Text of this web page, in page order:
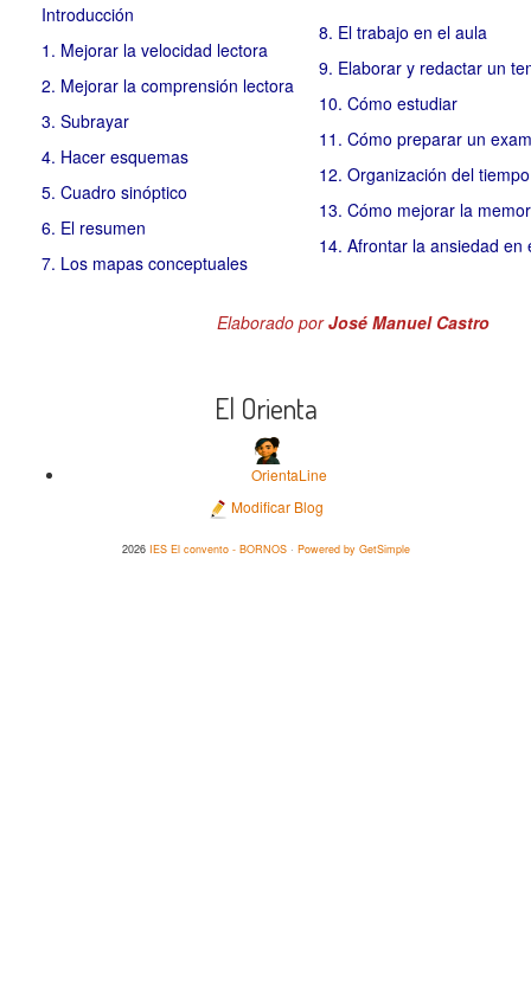
Introducción
1. Mejorar la velocidad lectora
2. Mejorar la comprensión lectora
3. Subrayar
4. Hacer esquemas
5. Cuadro sinóptico
6. El resumen
7. Los mapas conceptuales
8. El trabajo en el aula
9. Elaborar y redactar un
10. Cómo estudiar
11. Cómo preparar un
12. Organización del
13. Cómo mejorar la
14. Afrontar la ansiedad en
Elaborado porJosé Manuel Castro
El Orienta
OrientaLine
Modificar Blog
2026 IES El convento - BORNOS· Powered by GetSimple